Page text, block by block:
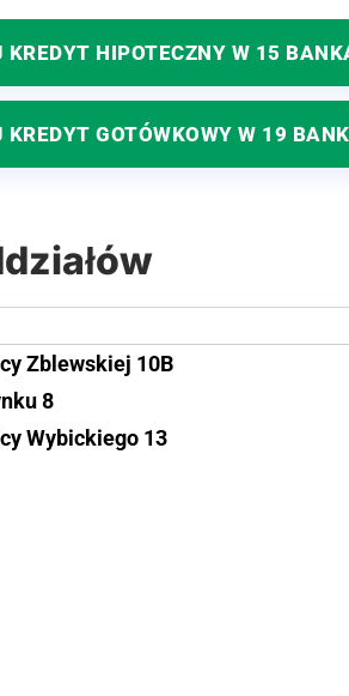
KREDYT HIPOTECZNY W 15
KREDYT GOTÓWKOWY W 19
Zblewskiej 10B
8
Wybickiego 13